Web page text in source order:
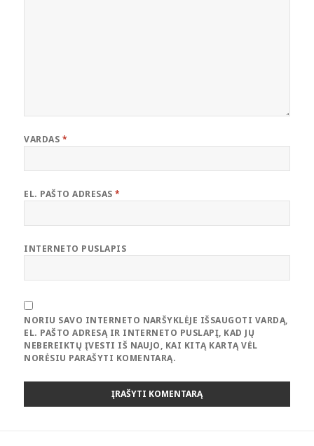
VARDAS *
EL. PAŠTO ADRESAS*
INTERNETO PUSLAPIS
NORIU SAVO INTERNETO NARŠYKLĖJE IŠSAUGOTI VARDĄ,
EL. PAŠTO ADRESĄ IR INTERNETO PUSLAPĮ, KAD JŲ
NEBEREIKTŲ ĮVESTI IŠ NAUJO, KAI KITĄ KARTĄ VĖL
NORĖSIU PARAŠYTI KOMENTARĄ.